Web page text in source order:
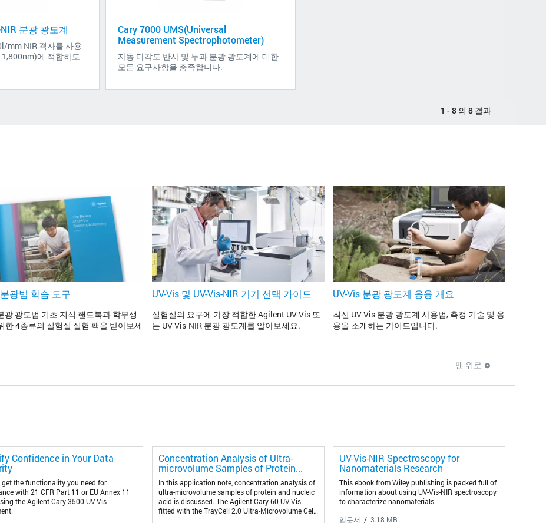
분광 광도계
mm NIR 격자를 사용
에 적합하도
Cary 7000 UMS(Universal
Measurement Spectrophotometer)
자동 다각도 반사 및 투과 분광 광도계에 대한
모든 요구사항을 충족합니다.
1 - 8 의 8 결과
광법 학습 도구
광 광도법 기초 지식 핸드북과 학부생
한 4종류의 실험실 실험 팩을 받아보세
UV-Vis 및 UV-Vis-NIR 기기 선택 가이드
실험실의 요구에 가장 적합한 Agilent UV-Vis 또
는 UV-Vis-NIR 분광 광도계를 알아보세요.
UV-Vis 분광 광도계 응용 개요
최신 UV-Vis 분광 광도계 사용법, 측정 기술 및 응
용을 소개하는 가이드입니다.
맨 위로
Confidence in Your Data
get the functionality you need for
with 21 CFR Part 11 or EU Annex 11
the Agilent Cary 3500 UV-Vis
Concentration Analysis of Ultra-
microvolume Samples of Protein...
In this application note, concentration analysis of
ultra-microvolume samples of protein and nucleic
acid is discussed. The Agilent Cary 60 UV-Vis
fitted with the TrayCell 2.0 Ultra-Microvolume Cell
UV-Vis-NIR Spectroscopy for
Nanomaterials Research
This ebook from Wiley publishing is packed full of
information about using UV-Vis-NIR spectroscopy
to characterize nanomaterials.
입문서
3.18 MB